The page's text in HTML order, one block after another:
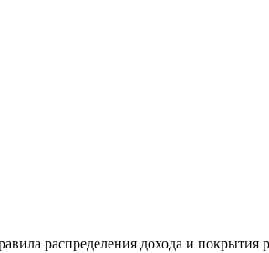
распределения дохода и покрытия